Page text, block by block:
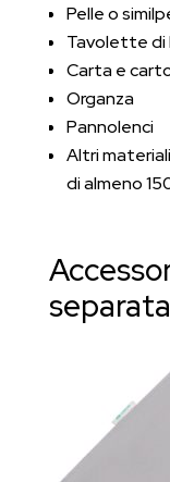
Pelle o
Tavolette di
Carta e
Organza
Pannolenci
Altri
di almeno